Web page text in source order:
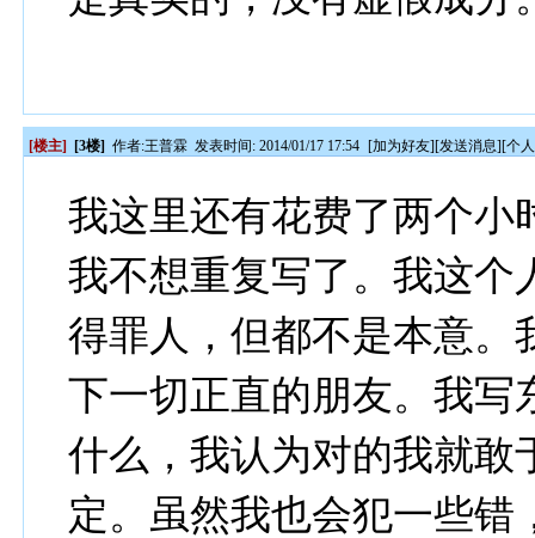
[楼主] [3楼] 作者:王普霖 发表时间: 2014/01/17 17:54 [加为好友][发送消息][个
我这里还有花费了两个小
我不想重复写了。我这个
得罪人，但都不是本意。
下一切正直的朋友。我写
什么，我认为对的我就敢
定。虽然我也会犯一些错